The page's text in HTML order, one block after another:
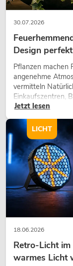
30.07.2026
Design
Pflanzen machen
angenehme
vermitteln
Einkaufszentren,
eine hochwertige
Jetzt lesen
18.06.2026
Retro-Licht
warmes Licht
LICHT